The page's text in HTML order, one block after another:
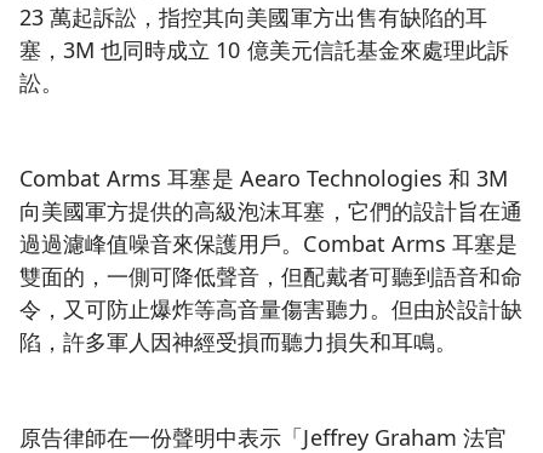
23 萬起訴訟，指控其向美國軍方出售有缺陷的耳
塞，3M 也同時成立 10 億美元信託基金來處理此訴
訟。
Combat Arms 耳塞是 Aearo Technologies 和 3M
向美國軍方提供的高級泡沫耳塞，它們的設計旨在通
過過濾峰值噪音來保護用戶。Combat Arms 耳塞是
雙面的，一側可降低聲音，但配戴者可聽到語音和命
令，又可防止爆炸等高音量傷害聽力。但由於設計缺
陷，許多軍人因神經受損而聽力損失和耳鳴。
原告律師在一份聲明中表示「Jeffrey Graham 法官